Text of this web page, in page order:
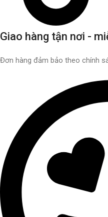
Giao hàng tận nơi -
Đơn hàng đảm bảo theo chính